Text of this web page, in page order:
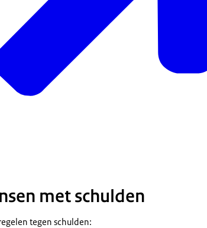
met schulden
tegen schulden: